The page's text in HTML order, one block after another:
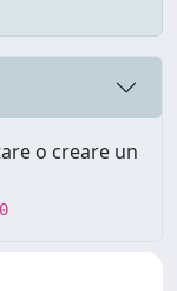
o creare un